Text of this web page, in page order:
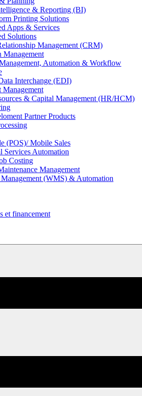
& Reporting (BI)
Printing Solutions
Apps & Services
Solutions
Management (CRM)
Management
Automation & Workflow
Interchange (EDI)
Management
& Capital Management (HR/HCM)
Partner Products
(POS)/ Mobile Sales
Services Automation
Costing
Management
Management (WMS) & Automation
et financement